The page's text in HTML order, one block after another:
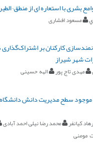
بشری با استعاره ای از
مسعود افشاری
کارکنان بر
شهر شیراز
مهدی تاج پور الهه حسینی
سطح مدیریت دانش دانشگاه
کیانفر
محمد رضا نیلی احمد آبادی